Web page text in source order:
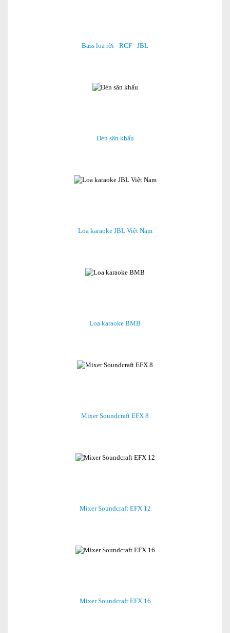
Bass loa rời - RCF - JBL
Đèn sân khấu
Loa karaoke JBL Việt Nam
Loa karaoke BMB
Mixer Soundcraft EFX 8
Mixer Soundcraft EFX 12
Mixer Soundcraft EFX 16